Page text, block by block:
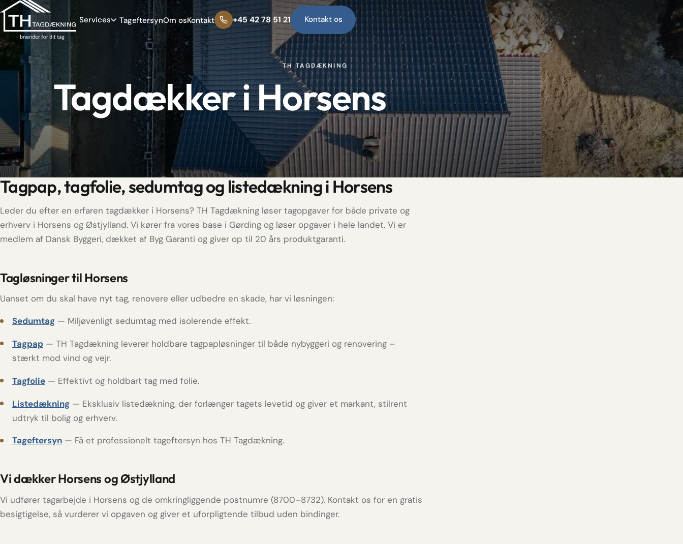
Services TageftersynOm osKontakt +45 42 78 51 21 Kontakt os
TH TAGDÆKNING
Tagdækker i Horsens
Tagpap, tagfolie, sedumtag og listedækning i Horsens
Leder du efter en erfaren tagdækker i Horsens? TH Tagdækning løser tagopgaver for både private og
erhverv i Horsens og Østjylland. Vi kører fra vores base i Gørding og løser opgaver i hele landet. Vi er
medlem af Dansk Byggeri, dækket af Byg Garanti og giver op til 20 års produktgaranti.
Tagløsninger til Horsens
Uanset om du skal have nyt tag, renovere eller udbedre en skade, har vi løsningen:
Sedumtag — Miljøvenligt sedumtag med isolerende effekt.
Tagpap — TH Tagdækning leverer holdbare tagpapløsninger til både nybyggeri og renovering –
stærkt mod vind og vejr.
Tagfolie — Effektivt og holdbart tag med folie.
Listedækning — Eksklusiv listedækning, der forlænger tagets levetid og giver et markant, stilrent
udtryk til bolig og erhverv.
Tageftersyn — Få et professionelt tageftersyn hos TH Tagdækning.
Vi dækker Horsens og Østjylland
Vi udfører tagarbejde i Horsens og de omkringliggende postnumre (8700–8732). Kontakt os for en gratis
besigtigelse, så vurderer vi opgaven og giver et uforpligtende tilbud uden bindinger.